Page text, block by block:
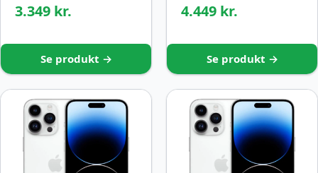
3.349 kr.
Se produkt →
4.449 kr.
Se produkt →